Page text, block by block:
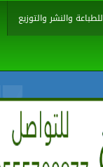
والنشر والتوزيع